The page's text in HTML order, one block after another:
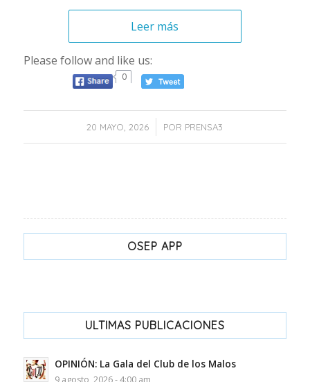
Leer más
Please follow and like us:
0
20 MAYO, 2026
/ POR PRENSA3
OSEP APP
ULTIMAS PUBLICACIONES
OPINIÓN: La Gala del Club de los Malos